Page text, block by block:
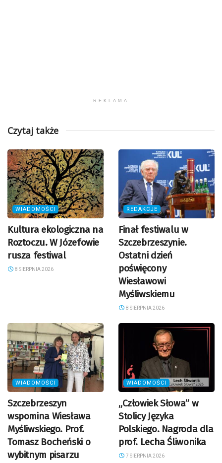
REKLAMA
Czytaj także
WIADOMOŚCI
Kultura ekologiczna na
Roztoczu. W Józefowie
rusza festiwal
8 SIERPNIA 2026
REDAKCJE
Finał festiwalu w
Szczebrzeszynie.
Ostatni dzień
poświęcony
Wiesławowi
Myśliwskiemu
8 SIERPNIA 2026
WIADOMOŚCI
Szczebrzeszyn
wspomina Wiesława
Myśliwskiego. Prof.
Tomasz Bocheński o
wybitnym pisarzu
WIADOMOŚCI
„Człowiek Słowa” w
Stolicy Języka
Polskiego. Nagroda dla
prof. Lecha Śliwonika
7 SIERPNIA 2026